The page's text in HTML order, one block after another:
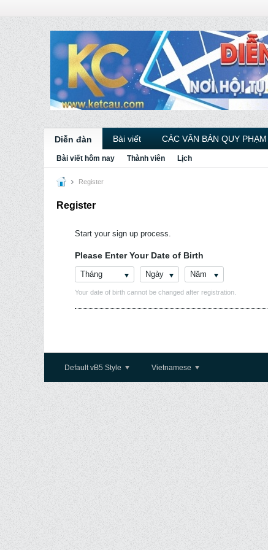
Diễn đàn Bài viết CÁC VĂN BẢN QUY
Bài viết hôm nay Thành viên Lịch
Register
Register
Start your sign up process.
Please Enter Your Date of Birth
Tháng Ngày Năm
Your date of birth cannot be changed after registration.
Default vB5 Style Vietnamese